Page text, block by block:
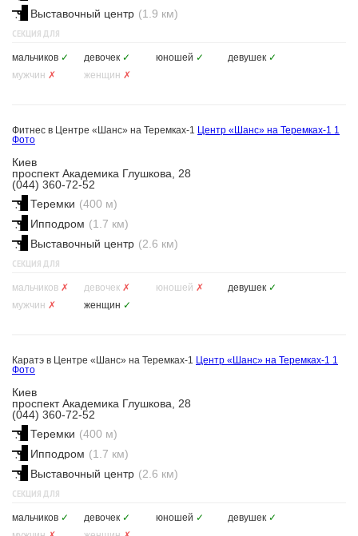
Выставочный центр (1.9 км)
СЕКЦИЯ ДЛЯ
мальчиков ✓ девочек ✓ юношей ✓ девушек ✓
мужчин ✗ женщин ✗
Фитнес в Центре «Шанс» на Теремках-1 Центр «Шанс» на Теремках-1 1
Фото
Киев
проспект Академика Глушкова, 28
(044) 360-72-52
Теремки (400 м)
Ипподром (1.7 км)
Выставочный центр (2.6 км)
СЕКЦИЯ ДЛЯ
мальчиков ✗ девочек ✗ юношей ✗ девушек ✓
мужчин ✗ женщин ✓
Каратэ в Центре «Шанс» на Теремках-1 Центр «Шанс» на Теремках-1 1
Фото
Киев
проспект Академика Глушкова, 28
(044) 360-72-52
Теремки (400 м)
Ипподром (1.7 км)
Выставочный центр (2.6 км)
СЕКЦИЯ ДЛЯ
мальчиков ✓ девочек ✓ юношей ✓ девушек ✓